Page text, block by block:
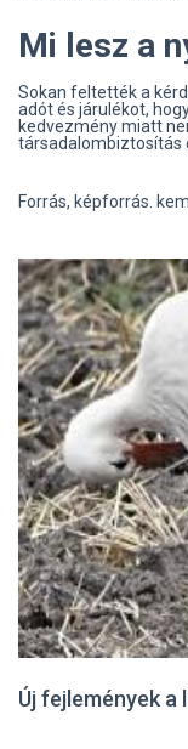
Mi lesz a
Sokan feltették a
adót és járulékot,
kedvezmény miatt
társadalombiztosítás
Forrás, képforrás.
Új fejlemények a